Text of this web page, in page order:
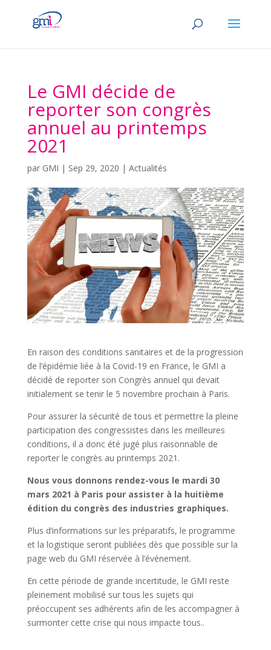
Le GMI décide de
reporter son congrès
annuel au printemps
2021
par GMI | Sep 29, 2020 | Actualités
En raison des conditions sanitaires et de la progression
de l’épidémie liée à la Covid-19 en France, le GMI a
décidé de reporter son Congrès annuel qui devait
initialement se tenir le 5 novembre prochain à Paris.
Pour assurer la sécurité de tous et permettre la pleine
participation des congressistes dans les meilleures
conditions, il a donc été jugé plus raisonnable de
reporter le congrès au printemps 2021.
Nous vous donnons rendez-vous le mardi 30
mars 2021 à Paris pour assister à la huitième
édition du congrès des industries graphiques.
Plus d’informations sur les préparatifs, le programme
et la logistique seront publiées dès que possible sur la
page web du GMI réservée à l’événement.
En cette période de grande incertitude, le GMI reste
pleinement mobilisé sur tous les sujets qui
préoccupent ses adhérents afin de les accompagner à
surmonter cette crise qui nous impacte tous..